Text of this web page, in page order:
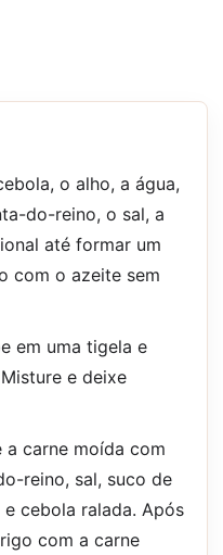
o alho, a água,
do-reino, o sal, a
até formar um
com o azeite sem
em uma tigela e
e deixe
a carne moída com
reino, sal, suco de
cebola ralada. Após
com a carne